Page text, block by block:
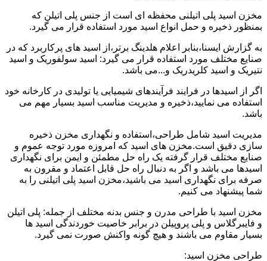
مخزن اسید پلی اتیلنی محفظه ای است از جنس پلی اتیلن که
بمنظور ذخیره و حمل انواع اسید مورد استفاده قرار می گیرد.
به گزارش ایسنا،بنابر اعلام هلدینگ برتر،از اسید های پرکاربرد که در
صنایع مختلف مورد استفاده قرار می گیرد: اسید سولفوریک و اسید
نتیریک و اسید کلریدریک و...می باشد.
اگر از اسیدها در فرایند فرآیندهای شیمیایی یا تولیدی در کارخانه خود
استفاده می نمایید،ذخیره و مدیریت مناسب اسید بسیار مهم می
باشد.
مدیریت اسید شامل طراحی،استفاده و نگهداری مخزن ذخیره
سازی دقیق است.مخزن های اسید که امروزه مورد توجه عموم و
صنایع مختلف قرار گرفته یک راه حل مطمئن و ایمن برای نگهداری
اسیدها می باشد و اگر به دنبال راه حل قابل اعتماد و مقرون به
صرفه برای نگهداری اسید می باشید،مخزن اسید پلی اتیلنی را به
شما پیشنهاد می کنیم.
مخزن اسید با طراحی مدرن و جنس بدنه مختلف از جمله: پلی اتیلن
و فایبرگلاس و پلی پروپیلن در برابر خاصیت خوردندگی اسید ها
بسیار مقاوم می باشند و هیچ گونه واکنش صورت نمی گیرد.
طراحی مخزن اسید: